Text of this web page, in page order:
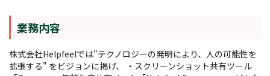
業務内容
株式会社Helpfeelでは"テクノロジーの発明により、人の可能性を
拡張する" をビジョンに掲げ、 ・スクリーンショット共有ツール